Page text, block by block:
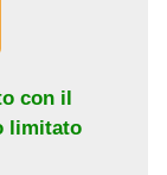
con il
limitato